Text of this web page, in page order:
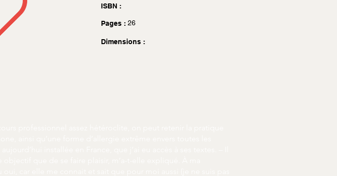
ISBN :
Pages : 26
Dimensions :